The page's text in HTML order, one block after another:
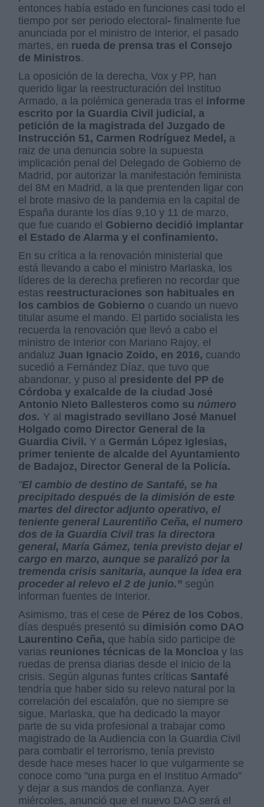
entonces había estado en funciones casi todo el
tiempo por ser periodo electoral -finalmente fue
anunciada por el ministro de Interior, el pasado
martes, en rueda de prensa tras el Consejo
de Ministros.
La oposición de la derecha, Vox y PP, han
querido ligar la reestructuración del Instituo
Armado, a la polémica generada tras el informe
escrito por la Guardia Civil judicial, a
petición de la magistrada del Juzgado de
Instrucción 51, Carmen Rodríguez Medel, a
raiz de una denuncia sobre la supuesta
implicación penal del Delegado de Gobierno de
Madrid, por autorizar la manifestación feminista
del 8M en Madrid, a la que prentenden ligar con
el brote masivo de la pandemia en la capital de
España durante los días 9,10 y 11 de marzo,
que fue cuando el Gobierno decidió implantar
el Estado de Alarma y el confinamiento.
En su crítica a la renovación ministerial que
está llevando a cabo el ministro Marlaska, los
líderes de la derecha prefieren no recordar que
estas reestructuraciones son habituales en
los cambios de Gobierno o cuando un nuevo
titular asume el mando. El partido socialista les
recuerda la renovación que llevó a cabo el
ministro de Interior con Mariano Rajoy, el
andaluz Juan Ignacio Zoido, en 2016, cuando
sucedió a Fernández Díaz, que tuvo que
abandonar, y puso al presidente del PP de
Córdoba y exalcalde de la ciudad José
Antonio Nieto Ballesteros como sunúmero
dos. Y al magistrado sevillano José Manuel
Holgado como Director General de la
Guardia Civil. Y a Germán López Iglesias,
primer teniente de alcalde del Ayuntamiento
de Badajoz, Director General de la Policía.
"El cambio de destino de Santafé, se ha
precipitado después de la dimisión de este
martes del director adjunto operativo, el
teniente general Laurentiño Ceña, el numero
dos de la Guardia Civil tras la directora
general, María Gámez, tenia previsto dejar el
cargo en marzo, aunque se paralizó por la
tremenda crisis sanitaria, aunque la idea era
proceder al relevo el 2 de junio.” según
informan fuentes de Interior.
Asimismo, tras el cese de Pérez de los Cobos,
días después presentó su dimisión como DAO
Laurentino Ceña, que había sido participe de
varias reuniones técnicas de la Moncloa y las
ruedas de prensa diarias desde el inicio de la
crisis. Según algunas funtes críticas Santafé
tendría que haber sido su relevo natural por la
correlación del escalafón, que no siempre se
sigue. Marlaska, que ha dedicado la mayor
parte de su vida profesional a trabajar como
magistrado de la Audiencia con la Guardia Civil
para combatir el terrorismo, tenía previsto
desde hace meses hacer lo que vulgarmente se
conoce como "una purga en el Instituo Armado"
y dejar a sus mandos de confianza. Ayer
miércoles, anunció que el nuevo DAO será el